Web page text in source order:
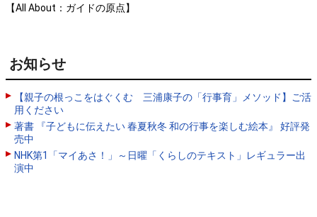
【All About：ガイドの原点】
お知らせ
【親子の根っこをはぐくむ 三浦康子の「行事育」メソッド】ご活
用ください
著書 『子どもに伝えたい 春夏秋冬 和の行事を楽しむ絵本』 好評発
売中
NHK第1「マイあさ！」～日曜「くらしのテキスト」レギュラー出
演中